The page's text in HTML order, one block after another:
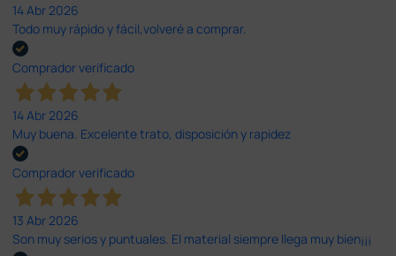
14 Abr 2026
Todo muy rápido y fácil,volveré a comprar.
Comprador verificado
14 Abr 2026
Muy buena. Excelente trato, disposición y rapidez
Comprador verificado
13 Abr 2026
Son muy serios y puntuales. El material siempre llega muy bien¡¡¡